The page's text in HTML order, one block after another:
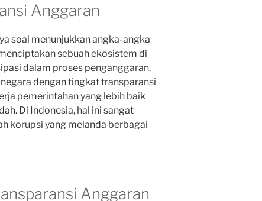
Anggaran
soal menunjukkan angka-angka
sebuah ekosistem di
dalam proses penganggaran.
dengan tingkat transparansi
pemerintahan yang lebih baik
Di Indonesia, hal ini sangat
korupsi yang melanda berbagai
Anggaran